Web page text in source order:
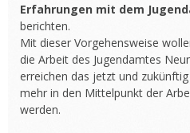
Erfahrungen mit dem
berichten.
Mit dieser Vorgehensweise
die Arbeit des Jugendamtes
erreichen das jetzt und
mehr in den Mittelpunkt der
werden.